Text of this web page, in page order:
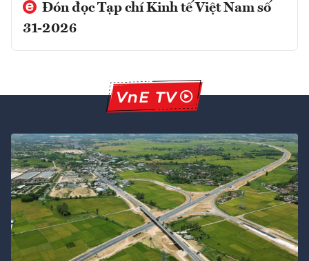
Đón đọc Tạp chí Kinh tế Việt Nam số
31-2026